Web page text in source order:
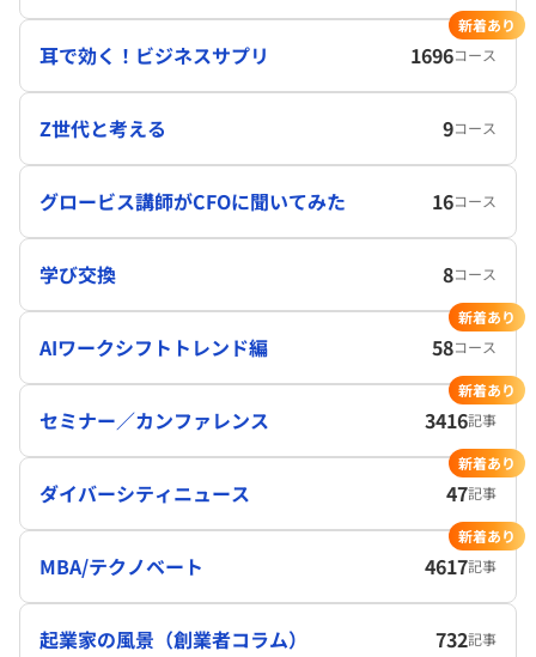
耳で効く！ビジネスサプリ 1696コース
新着あり
Z世代と考える 9コース
グロービス講師がCFOに聞いてみた 16コース
学び交換 8コース
AIワークシフトトレンド編 58コース
新着あり
セミナー／カンファレンス 3416記事
新着あり
ダイバーシティニュース 47記事
新着あり
MBA/テクノベート 4617記事
新着あり
起業家の風景（創業者コラム） 732記事